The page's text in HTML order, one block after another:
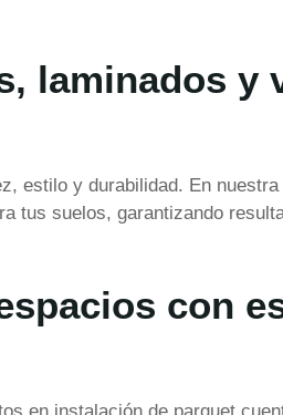
laminados y
estilo y durabilidad. En
tus suelos, garantizando
con